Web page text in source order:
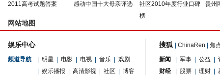
2011高考试题答案
感动中国十大母亲评选
社区2010年度行业口碑
榜
贵州
网站地图
娱乐中心
频道导航 明星 电影 电视 音乐
戏剧
娱乐播报 高清影视 社区 博客
搜狐 ChinaRen 焦
新闻 军事 公益
财经
股票 理财